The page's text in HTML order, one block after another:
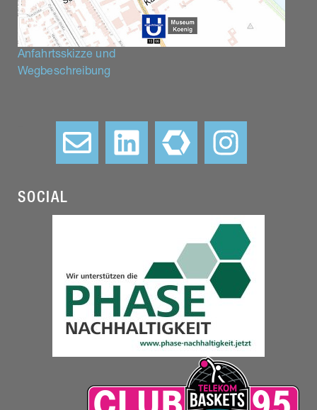
Anfahrtsskizze und
Wegbeschreibung
SOCIAL